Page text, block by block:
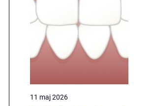
11 maj 2026